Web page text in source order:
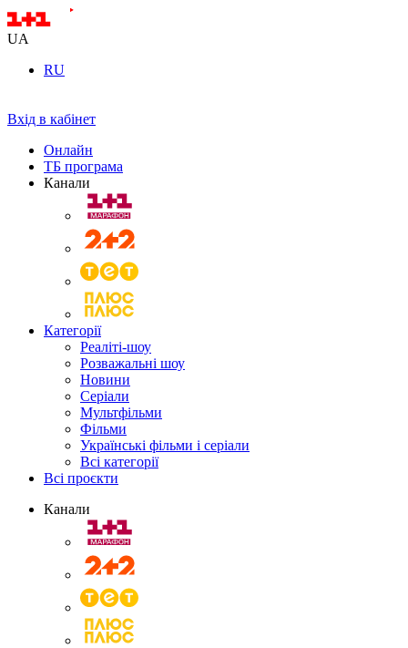
UA
RU
Вхід в кабінет
Онлайн
ТБ програма
Канали
Категорії
Реаліті-шоу
Розважальні шоу
Новини
Серіали
Мультфільми
Фільми
Українські фільми і серіали
Всі категорії
Всі проєкти
Канали